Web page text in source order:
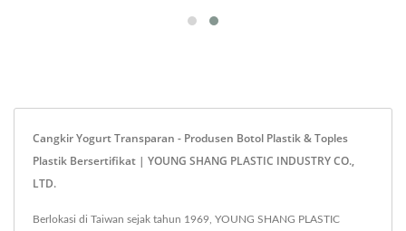
Cangkir Yogurt Transparan - Produsen Botol Plastik & Toples
Plastik Bersertifikat | YOUNG SHANG PLASTIC INDUSTRY CO.,
LTD.
Berlokasi di Taiwan sejak tahun 1969, YOUNG SHANG PLASTIC